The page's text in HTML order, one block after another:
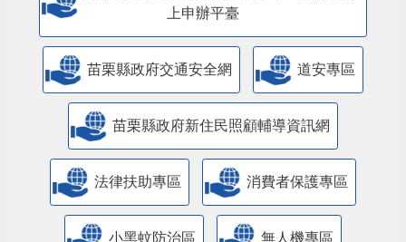
上申辦平臺
苗栗縣政府交通安全網 道安專區
苗栗縣政府新住民照顧輔導資訊網
法律扶助專區 消費者保護專區
小黑蚊防治區 無人機專區